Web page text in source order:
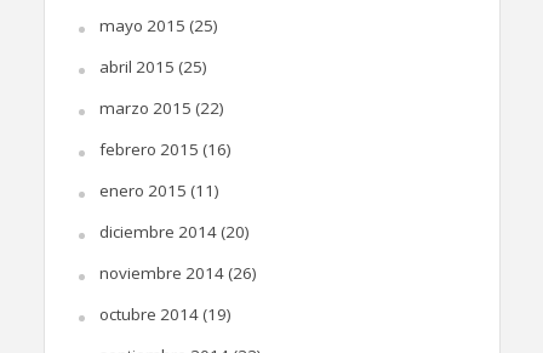
mayo 2015 (25)
abril 2015 (25)
marzo 2015 (22)
febrero 2015 (16)
enero 2015 (11)
diciembre 2014(20)
noviembre 2014(26)
octubre 2014(19)